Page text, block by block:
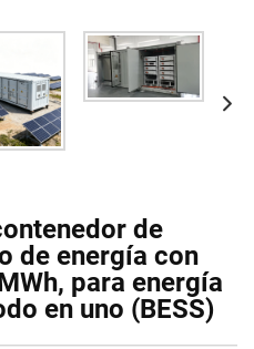
de
de energía con
para energía
en uno (BESS)